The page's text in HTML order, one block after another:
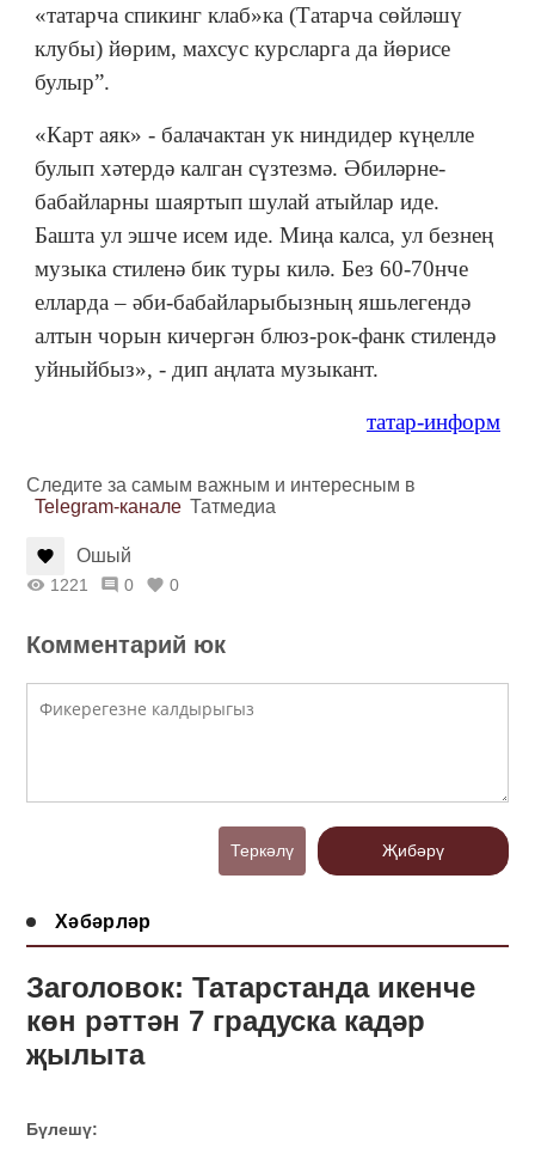
«татарча спикинг клаб»ка (Татарча сөйләшү
клубы) йөрим, махсус курсларга да йөрисе
булыр”.
«Карт аяк» - балачактан ук ниндидер күңелле
булып хәтердә калган сүзтезмә. Әбиләрне-
бабайларны шаяртып шулай атыйлар иде.
Башта ул эшче исем иде. Миңа калса, ул безнең
музыка стиленә бик туры килә. Без 60-70нче
елларда – әби-бабайларыбызның яшьлегендә
алтын чорын кичергән блюз-рок-фанк стилендә
уйныйбыз», - дип аңлата музыкант.
татар-информ
Следите за самым важным и интересным в
Telegram-канале Татмедиа
Ошый
1221 0 0
Комментарий юк
Теркәлү Җибәрү
Хәбәрләр
Заголовок: Татарстанда икенче
көн рәттән 7 градуска кадәр
җылыта
Бүлешү: